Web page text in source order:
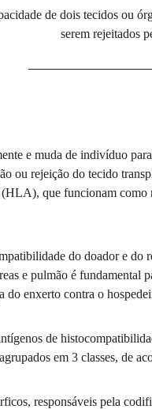
e áreas de
de dois tecidos ou
serem rejeitados
e muda de indivíduo
ou rejeição do tecido
que funcionam
do doador e do
e pulmão é fundamental
do enxerto contra o
de
em 3 classes, de
responsáveis pela